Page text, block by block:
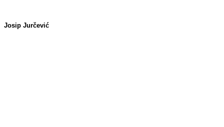
Josip Jurčević